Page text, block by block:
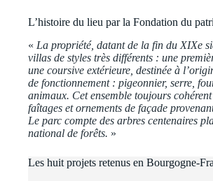
L’histoire du lieu par la Fondation du
« La propriété, datant de la fin du XIXe
villas de styles très différents : une
une coursive extérieure, destinée à
de fonctionnement : pigeonnier, serre,
animaux. Cet ensemble toujours
faîtages et ornements de façade
Le parc compte des arbres centenaires
national de forêts. »
Les huit projets retenus en Bourgogne-